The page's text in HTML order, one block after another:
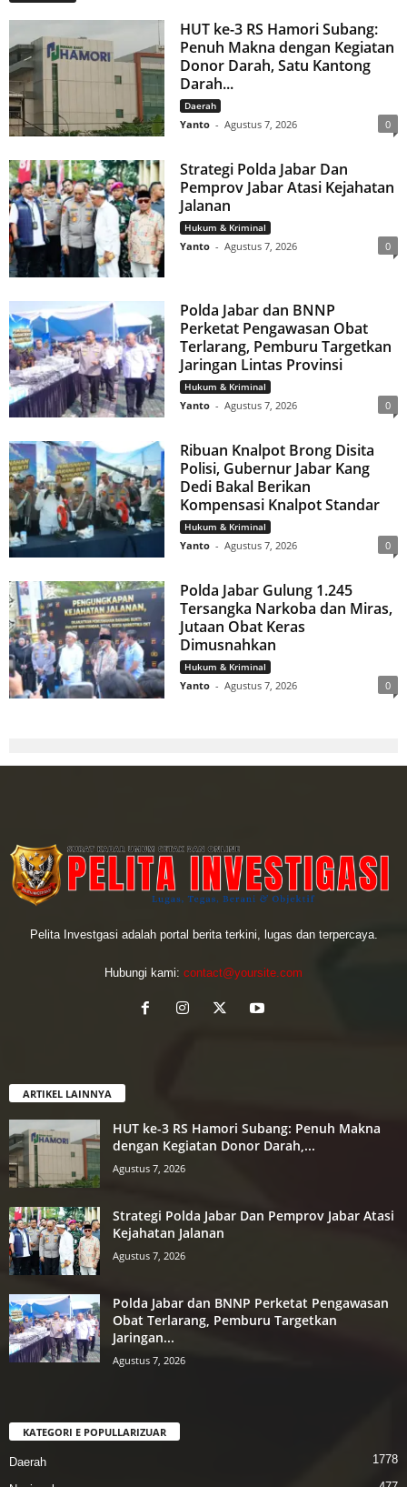
HUT ke-3 RS Hamori Subang:
Penuh Makna dengan Kegiatan
Donor Darah, Satu Kantong
Darah...
Daerah
Yanto - Agustus 7, 2026 0
Strategi Polda Jabar Dan
Pemprov Jabar Atasi Kejahatan
Jalanan
Hukum & Kriminal
Yanto - Agustus 7, 2026 0
Polda Jabar dan BNNP
Perketat Pengawasan Obat
Terlarang, Pemburu Targetkan
Jaringan Lintas Provinsi
Hukum & Kriminal
Yanto - Agustus 7, 2026 0
Ribuan Knalpot Brong Disita
Polisi, Gubernur Jabar Kang
Dedi Bakal Berikan
Kompensasi Knalpot Standar
Hukum & Kriminal
Yanto - Agustus 7, 2026 0
Polda Jabar Gulung 1.245
Tersangka Narkoba dan Miras,
Jutaan Obat Keras
Dimusnahkan
Hukum & Kriminal
Yanto - Agustus 7, 2026 0
Pelita Investgasi adalah portal berita terkini, lugas dan terpercaya.
Hubungi kami: contact@yoursite.com
ARTIKEL LAINNYA
HUT ke-3 RS Hamori Subang: Penuh Makna
dengan Kegiatan Donor Darah,...
Agustus 7, 2026
Strategi Polda Jabar Dan Pemprov Jabar Atasi
Kejahatan Jalanan
Agustus 7, 2026
Polda Jabar dan BNNP Perketat Pengawasan
Obat Terlarang, Pemburu Targetkan
Jaringan...
Agustus 7, 2026
KATEGORI E POPULLARIZUAR
Daerah 1778